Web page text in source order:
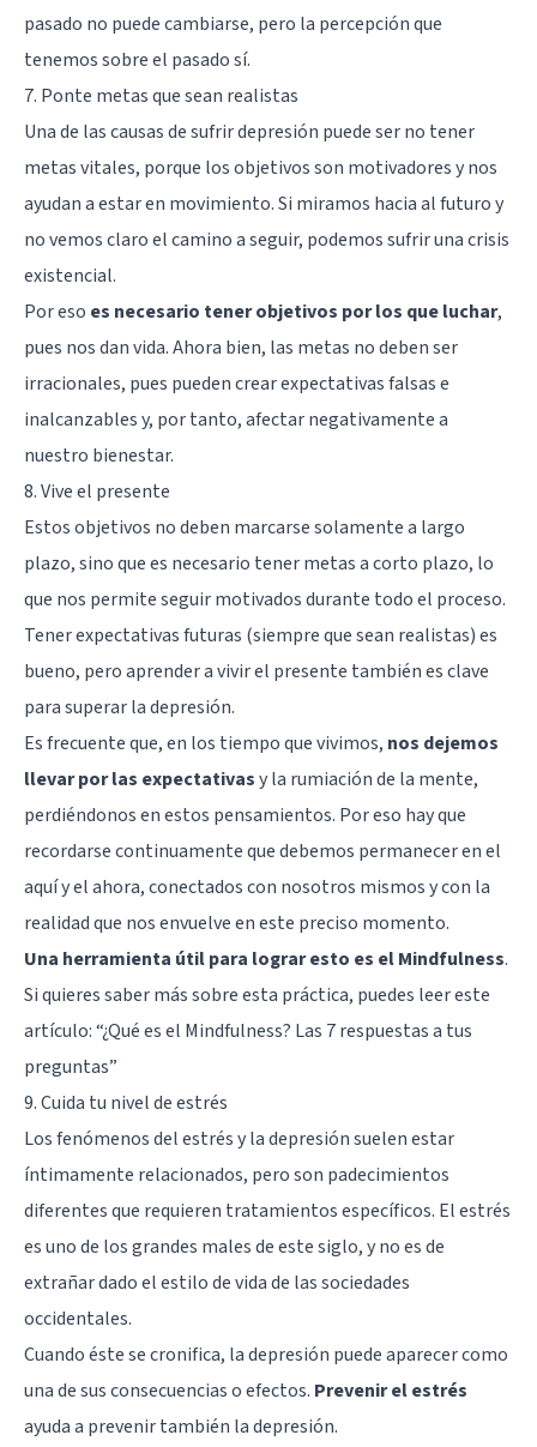
pasado no puede cambiarse, pero la percepción que
tenemos sobre el pasado sí.
7. Ponte metas que sean realistas
Una de las causas de sufrir depresión puede ser no tener
metas vitales, porque los objetivos son motivadores y nos
ayudan a estar en movimiento. Si miramos hacia al futuro y
no vemos claro el camino a seguir, podemos sufrir unacrisis
existencial.
Por eso es necesario tener objetivos por los que luchar,
pues nos dan vida. Ahora bien, las metas no deben ser
irracionales, pues pueden crear expectativas falsas e
inalcanzables y, por tanto, afectar negativamente a
nuestro bienestar.
8. Vive el presente
Estos objetivos no deben marcarse solamente a largo
plazo, sino que es necesario tener metas a corto plazo, lo
que nos permite seguir motivados durante todo el proceso.
Tener expectativas futuras (siempre que sean realistas) es
bueno, pero aprender a vivir el presente también es clave
para superar la depresión.
Es frecuente que, en los tiempo que vivimos, nos dejemos
llevar por las expectativasy la rumiaciónde la mente,
perdiéndonos en estos pensamientos. Por eso hay que
recordarse continuamente que debemos permanecer en el
aquí y el ahora, conectados con nosotros mismos y con la
realidad que nos envuelve en este preciso momento.
Una herramienta útil para lograr esto es el Mindfulness.
Si quieres saber más sobre esta práctica, puedes leer este
artículo: “¿Qué es el Mindfulness? Las 7 respuestas a tus
preguntas”
9. Cuida tu nivel de estrés
Los fenómenos del estrés y la depresión suelen estar
íntimamente relacionados, pero son padecimientos
diferentes que requieren tratamientos específicos. El estrés
es uno de los grandes males de este siglo, y no es de
extrañar dado el estilo de vida de las sociedades
occidentales.
Cuando éste se cronifica, la depresión puede aparecer como
una de sus consecuencias o efectos. Prevenir el estrés
ayuda a prevenir también la depresión.